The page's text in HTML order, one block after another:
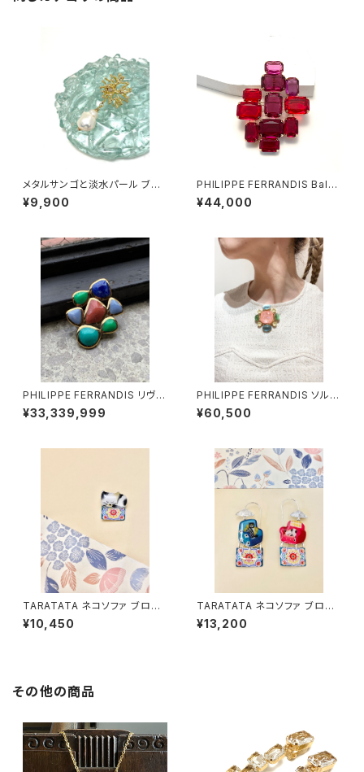
メタルサンゴと淡水パール ブロ
ーチ
¥9,900
PHILIPPE FERRANDIS Balé
ares ブローチ
¥44,000
PHILIPPE FERRANDIS リヴィ
エラ ブローチ
¥33,339,999
PHILIPPE FERRANDIS ソルベ
ブローチ
¥60,500
TARATATA ネコソファ ブロー
チ #2
¥10,450
TARATATA ネコソファ ブロー
チ #1
¥13,200
その他の商品